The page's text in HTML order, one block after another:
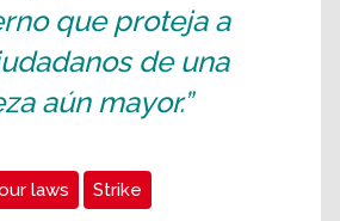
que proteja a
de una
aún mayor.”
laws Strike